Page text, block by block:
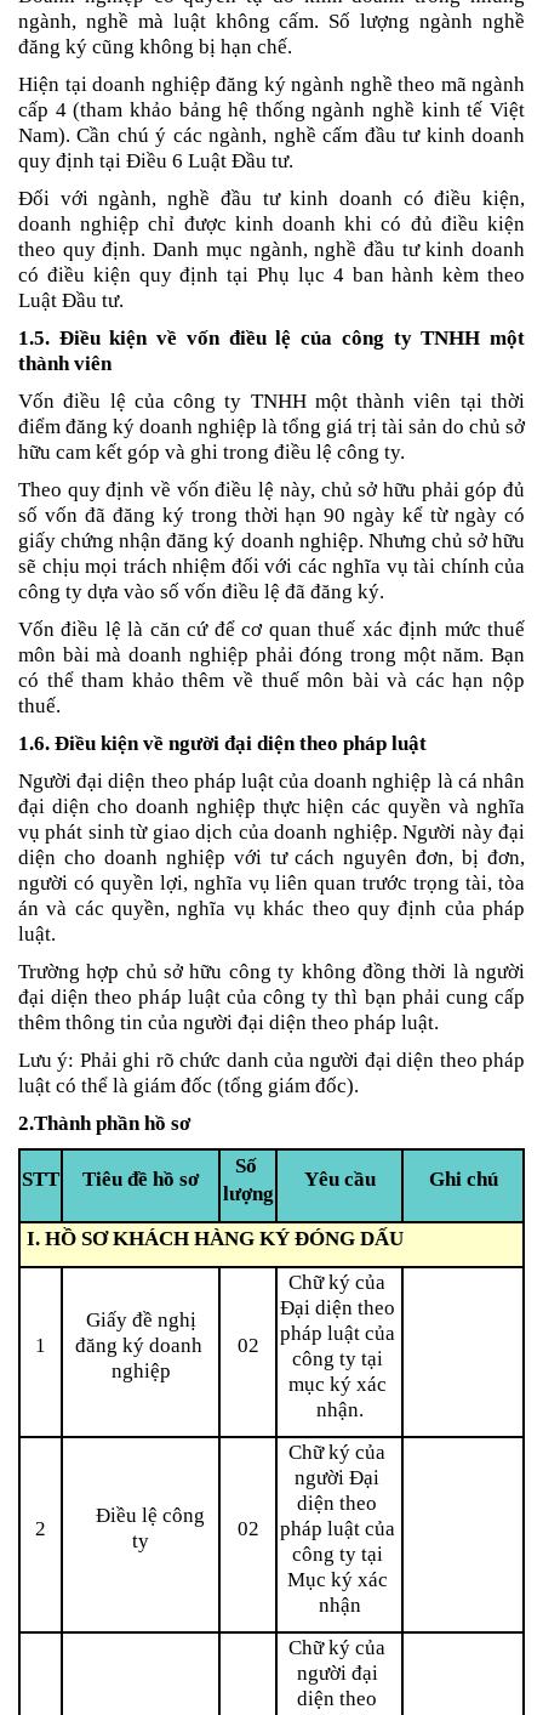
ngành, nghề mà luật không cấm. Số lượng ngành nghề
đăng ký cũng không bị hạn chế.
Hiện tại doanh nghiệp đăng ký ngành nghề theo mã ngành
cấp 4 (tham khảo bảng hệ thống ngành nghề kinh tế Việt
Nam). Cần chú ý các ngành, nghề cấm đầu tư kinh doanh
quy định tại Điều 6 Luật Đầu tư.
Đối với ngành, nghề đầu tư kinh doanh có điều kiện,
doanh nghiệp chỉ được kinh doanh khi có đủ điều kiện
theo quy định. Danh mục ngành, nghề đầu tư kinh doanh
có điều kiện quy định tại Phụ lục 4 ban hành kèm theo
Luật Đầu tư.
1.5. Điều kiện về vốn điều lệ của công ty TNHH một
thành viên
Vốn điều lệ của công ty TNHH một thành viên tại thời
điểm đăng ký doanh nghiệp là tổng giá trị tài sản do chủ sở
hữu cam kết góp và ghi trong điều lệ công ty.
Theo quy định về vốn điều lệ này, chủ sở hữu phải góp đủ
số vốn đã đăng ký trong thời hạn 90 ngày kể từ ngày có
giấy chứng nhận đăng ký doanh nghiệp. Nhưng chủ sở hữu
sẽ chịu mọi trách nhiệm đối với các nghĩa vụ tài chính của
công ty dựa vào số vốn điều lệ đã đăng ký.
Vốn điều lệ là căn cứ để cơ quan thuế xác định mức thuế
môn bài mà doanh nghiệp phải đóng trong một năm. Bạn
có thể tham khảo thêm về thuế môn bài và các hạn nộp
thuế.
1.6. Điều kiện về người đại diện theo pháp luật
Người đại diện theo pháp luật của doanh nghiệp là cá nhân
đại diện cho doanh nghiệp thực hiện các quyền và nghĩa
vụ phát sinh từ giao dịch của doanh nghiệp. Người này đại
diện cho doanh nghiệp với tư cách nguyên đơn, bị đơn,
người có quyền lợi, nghĩa vụ liên quan trước trọng tài, tòa
án và các quyền, nghĩa vụ khác theo quy định của pháp
luật.
Trường hợp chủ sở hữu công ty không đồng thời là người
đại diện theo pháp luật của công ty thì bạn phải cung cấp
thêm thông tin của người đại diện theo pháp luật.
Lưu ý: Phải ghi rõ chức danh của người đại diện theo pháp
luật có thể là giám đốc (tổng giám đốc).
2.Thành phần hồ sơ
STT Tiêu đề hồ sơ
Số
lượng
Yêu cầu Ghi chú
I. HỒ SƠ KHÁCH HÀNG KÝ ĐÓNG DẤU
1
Giấy đề nghị
đăng ký doanh
nghiệp
02
Chữ ký của
Đại diện theo
pháp luật của
công ty tại
mục ký xác
nhận.
2
Điều lệ công
ty
02
Chữ ký của
người Đại
diện theo
pháp luật của
công ty tại
Mục ký xác
nhận
Chữ ký của
người đại
diện theo